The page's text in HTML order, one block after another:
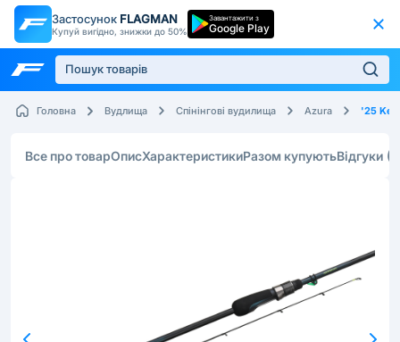
Застосунок FLAGMAN
Купуй вигідно, знижки до 50%
Завантажити з
Google Play
Головна Вудлища Спінінгові вудилища Azura '25
Все про товарОписХарактеристикиРазом купуютьВідгуки